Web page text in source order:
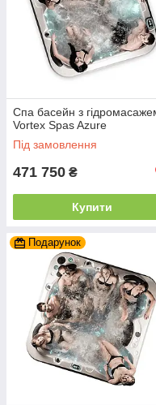
Спа басейн з
Vortex Spas Azure
Під замовлення
471 750 ₴
Купити
Подарунок